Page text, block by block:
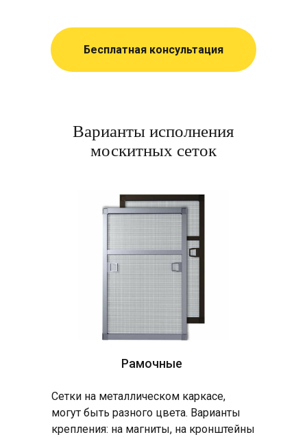
Бесплатная консультация
Варианты исполнения
москитных сеток
Рамочные
Сетки на металлическом каркасе,
могут быть разного цвета. Варианты
крепления: на магниты, на кронштейны